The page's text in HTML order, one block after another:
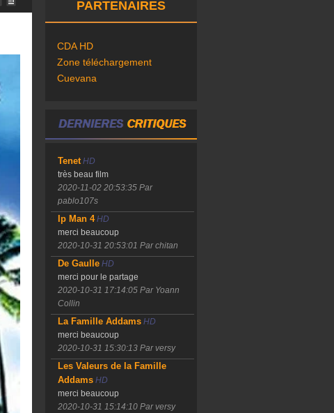
PARTENAIRES
CDA HD
Zone téléchargement
Cuevana
TenetHD
très beau film
2020-11-02 20:53:35 Par
pablo107s
Ip Man 4HD
merci beaucoup
2020-10-31 20:53:01 Par chitan
De GaulleHD
merci pour le partage
2020-10-31 17:14:05 Par Yoann
Collin
La Famille AddamsHD
merci beaucoup
2020-10-31 15:30:13 Par versy
Les Valeurs de la Famille
AddamsHD
merci beaucoup
2020-10-31 15:14:10 Par versy